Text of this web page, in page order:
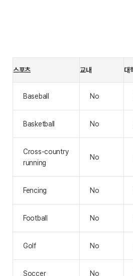
스포츠 교내 대
Baseball No
Basketball No
Cross-country
running
No
Fencing No
Football No
Golf No
Soccer No